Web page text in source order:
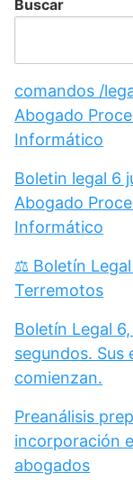
Buscar
comandos /
Abogado
Informático
Boletin legal 6
Abogado
Informático
⚖️ Boletín
Terremotos
Boletín Legal
segundos. Sus
comienzan.
Preanálisis
incorporación
abogados